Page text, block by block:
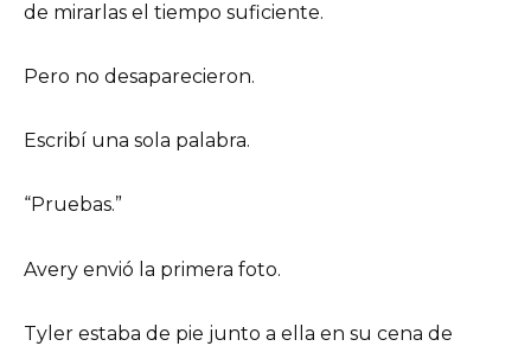
de mirarlas el tiempo suficiente.
Pero no desaparecieron.
Escribí una sola palabra.
“Pruebas.”
Avery envió la primera foto.
Tyler estaba de pie junto a ella en su cena de